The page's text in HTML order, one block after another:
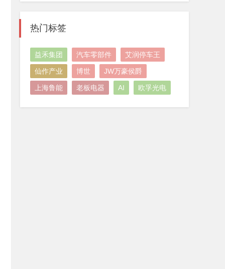
热门标签
益禾集团 汽车零部件 艾润停车王
仙作产业 博世 JW万豪侯爵
上海鲁能 老板电器 AI 欧孚光电